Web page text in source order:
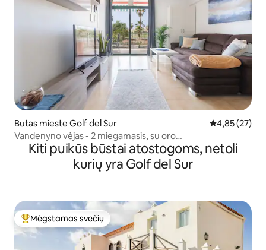
Butas mieste Golf del Sur Vidutinis
4,85 (27)
Vandenyno vėjas - 2 miegamasis, su oro
kondicionieriumi,šildomas baseinas,Wi-Fi
Kiti puikūs būstai atostogoms, netoli
kurių yra Golf del Sur
Svečių mėgstamiausias
Mėgstamas svečių